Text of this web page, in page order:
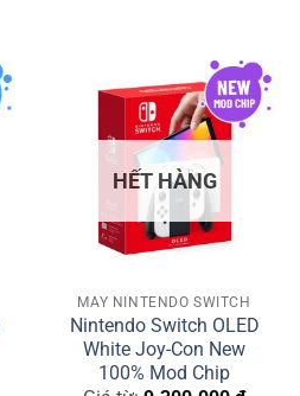
HẾT HÀNG
MÁY NINTENDO SWITCH
Nintendo Switch OLED
White Joy-Con New
100% Mod Chip